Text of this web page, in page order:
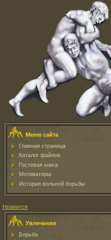
Меню сайта
Главная страница
Каталог файлов
Гостевая книга
Мотиваторы
История вольной борьбы
Нравится
Увлечения
Борьба